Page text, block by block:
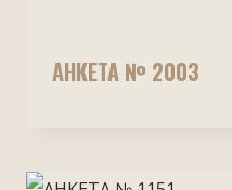
АНКЕТА № 2003